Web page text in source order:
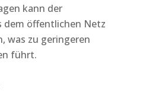
kann der
dem öffentlichen Netz
was zu geringeren
führt.